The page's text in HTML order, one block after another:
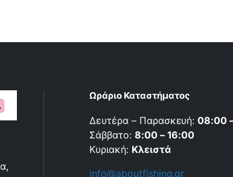
Ωράριο Καταστήματος
Δευτέρα – Παρασκευή:08:00
Σάββατο: 8:00 – 16:00
Κυριακή: Κλειστά
info@aboutfishing.gr